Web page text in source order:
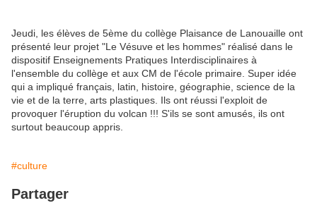
Jeudi, les élèves de 5ème du collège Plaisance de Lanouaille ont
présenté leur projet "Le Vésuve et les hommes" réalisé dans le
dispositif Enseignements Pratiques Interdisciplinaires à
l'ensemble du collège et aux CM de l'école primaire. Super idée
qui a impliqué français, latin, histoire, géographie, science de la
vie et de la terre, arts plastiques. Ils ont réussi l'exploit de
provoquer l'éruption du volcan !!! S'ils se sont amusés, ils ont
surtout beaucoup appris.
#culture
Partager